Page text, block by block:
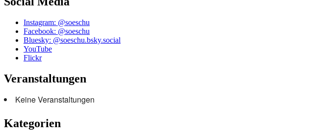
Instagram: @soeschu
Facebook: @soeschu
Bluesky: @soeschu.bsky.social
YouTube
Flickr
Veranstaltungen
Keine Veranstaltungen
Kategorien